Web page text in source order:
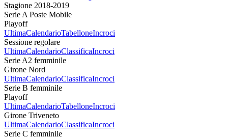
Stagione 2018-2019
Serie A Poste Mobile
Playoff
UltimaCalendarioTabelloneIncroci
Sessione regolare
UltimaCalendarioClassificaIncroci
Serie A2 femminile
Girone Nord
UltimaCalendarioClassificaIncroci
Serie B femminile
Playoff
UltimaCalendarioTabelloneIncroci
Girone Triveneto
UltimaCalendarioClassificaIncroci
Serie C femminile